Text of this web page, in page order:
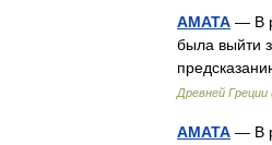
АМАТА — В
была выйти
Древней
АМАТА — В